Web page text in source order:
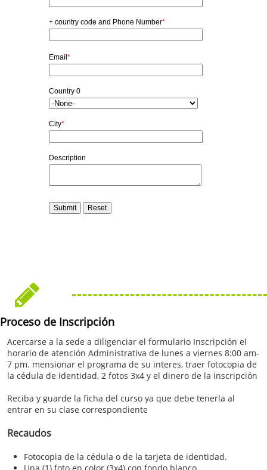

Proceso de Inscripción
Acercarse a la sede a diligenciar el formulario Inscripción el
horario de atención Administrativa de lunes a viernes 8:00 am-
7 pm. mensionar el programa de su interes, traer fotocopia de
la cédula de identidad, 2 fotos 3x4 y el dinero de la inscripción
Reciba y guarde la ficha del curso ya que debe tenerla al
entrar en su clase correspondiente
Recaudos
Fotocopia de la cédula o de la tarjeta de identidad.